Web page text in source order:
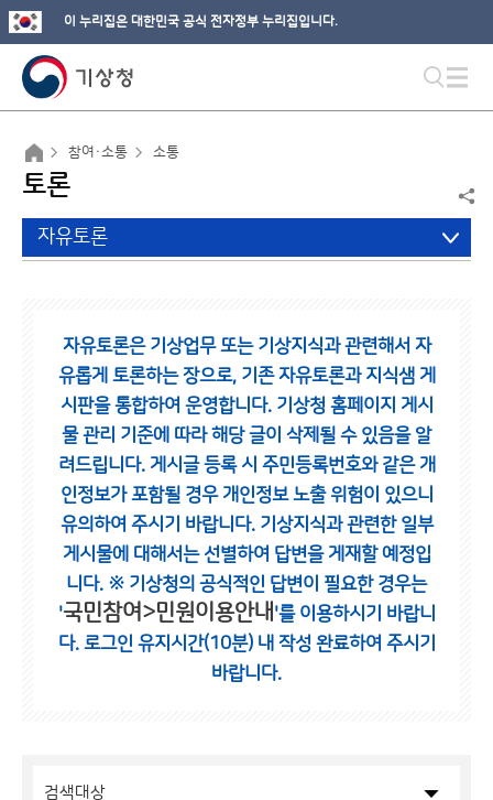
이 누리집은 대한민국 공식 전자정부 누리집입니다.
참여·소통 소통
토론
자유토론
자유토론은 기상업무 또는 기상지식과 관련해서 자
유롭게 토론하는 장으로, 기존 자유토론과 지식샘 게
시판을 통합하여 운영합니다. 기상청 홈페이지 게시
물 관리 기준에 따라 해당 글이 삭제될 수 있음을 알
려드립니다. 게시글 등록 시 주민등록번호와 같은 개
인정보가 포함될 경우 개인정보 노출 위험이 있으니
유의하여 주시기 바랍니다. 기상지식과 관련한 일부
게시물에 대해서는 선별하여 답변을 게재할 예정입
니다. ※ 기상청의 공식적인 답변이 필요한 경우는
'국민참여>민원이용안내 '를 이용하시기 바랍니
다. 로그인 유지시간(10분) 내 작성 완료하여 주시기
바랍니다.